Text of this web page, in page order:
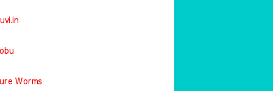
Worms